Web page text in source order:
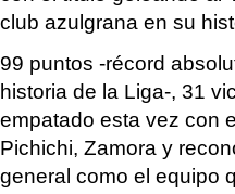
club azulgrana en su
99 puntos -récord
historia de la Liga-, 31
empatado esta vez con
Pichichi, Zamora y
general como el equipo